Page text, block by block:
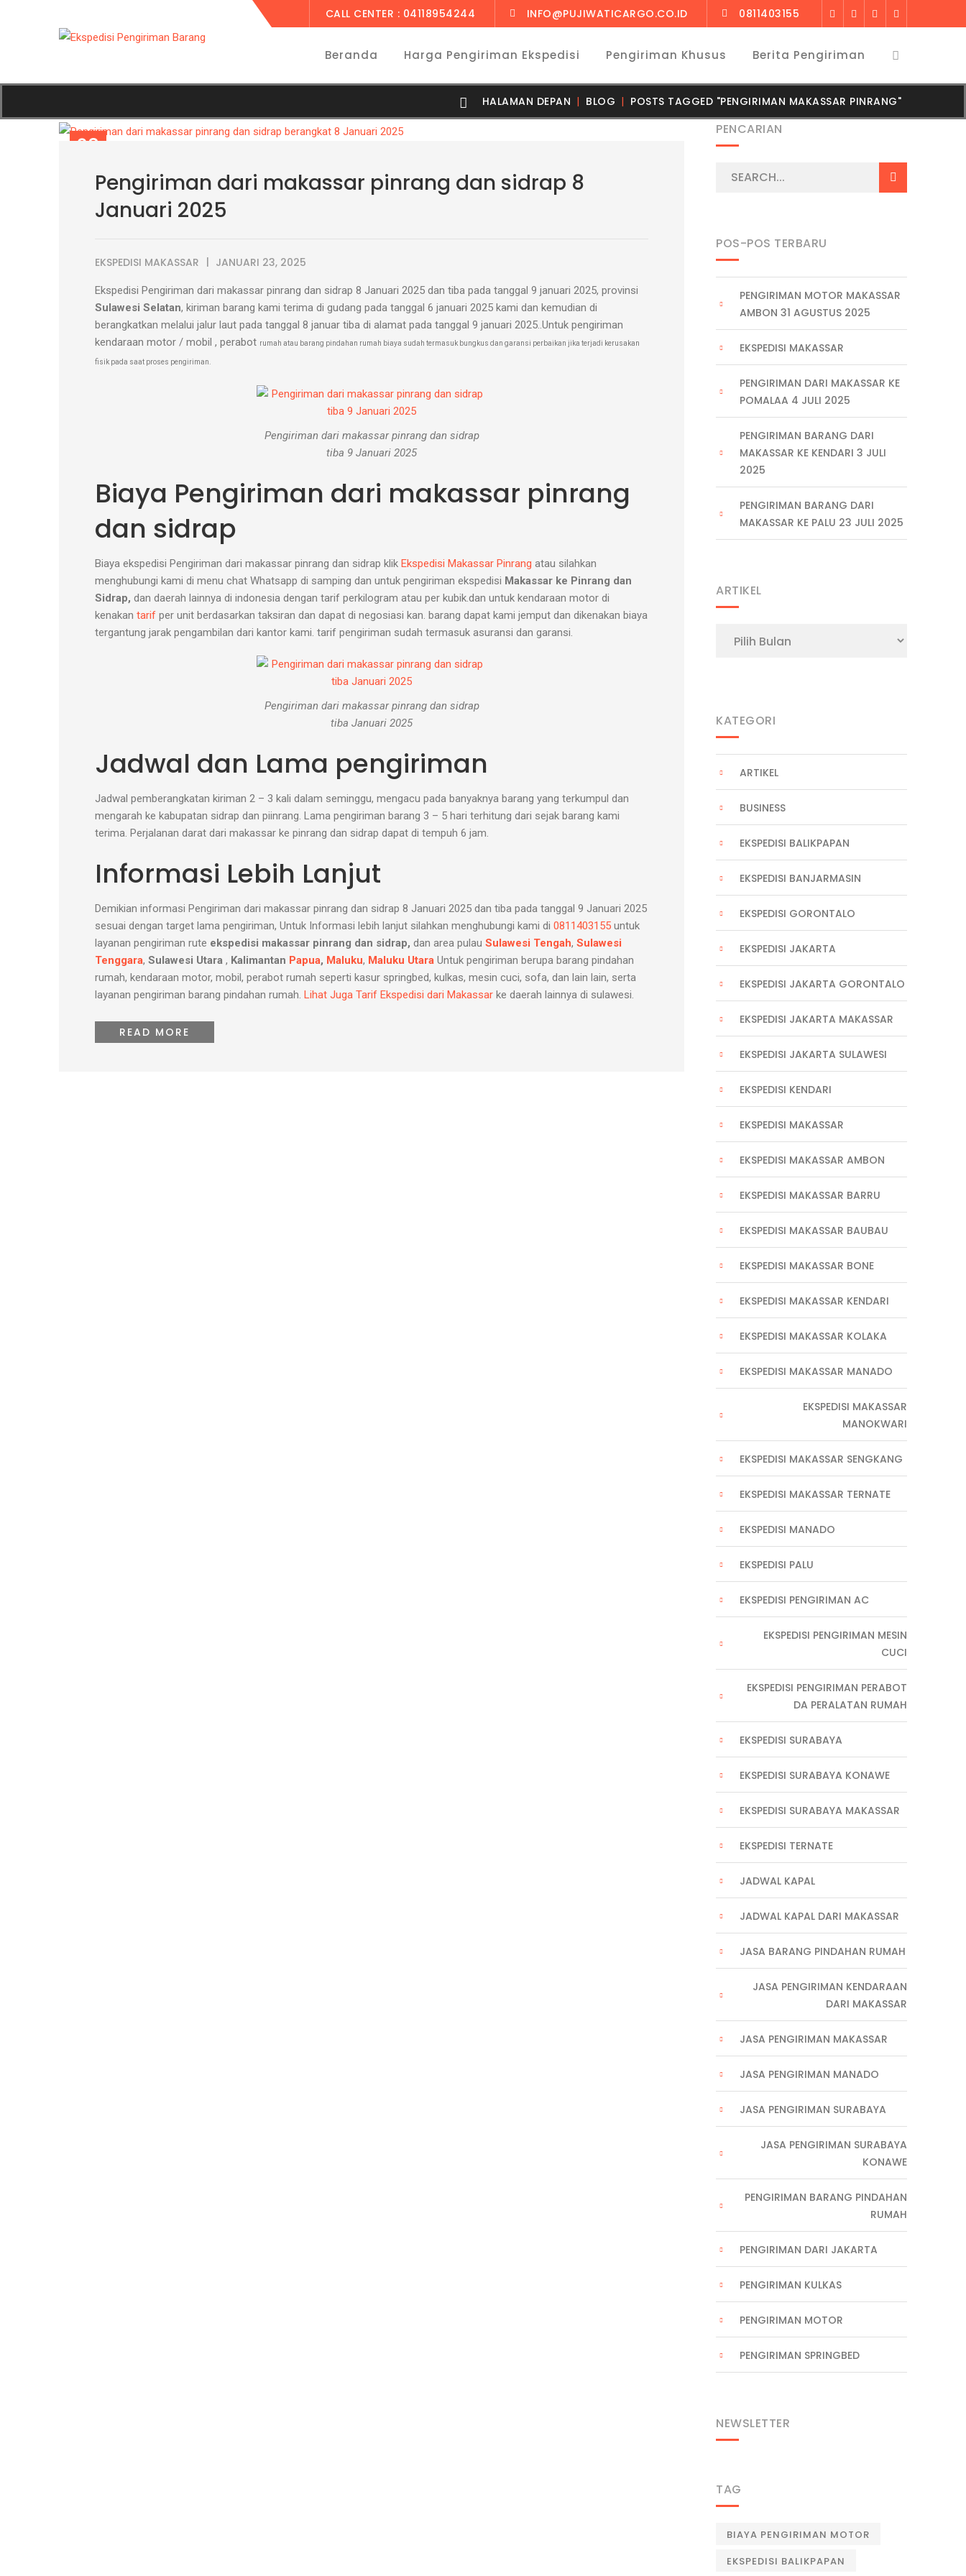
CALL CENTER : 04118954244 INFO@PUJIWATICARGO.CO.ID 0811403155
Beranda Harga Pengiriman Ekspedisi Pengiriman Khusus Berita Pengiriman
HALAMAN DEPAN BLOG POSTS TAGGED "PENGIRIMAN MAKASSAR PINRANG"
23
Pengiriman dari makassar pinrang dan sidrap 8
Januari 2025
EKSPEDISI MAKASSAR JANUARI 23, 2025
Ekspedisi Pengiriman dari makassar pinrang dan sidrap 8 Januari 2025 dan tiba pada tanggal 9 januari 2025, provinsi
Sulawesi Selatan, kiriman barang kami terima di gudang pada tanggal 6 januari 2025 kami dan kemudian di
berangkatkan melalui jalur laut pada tanggal 8 januar tiba di alamat pada tanggal 9 januari 2025..Untuk pengiriman
kendaraan motor / mobil , perabot rumah atau barang pindahan rumah biaya sudah termasuk bungkus dan garansi perbaikan jika terjadi kerusakan
fisik pada saat proses pengiriman.
Pengiriman dari makassar pinrang dan sidrap
tiba 9 Januari 2025
Biaya Pengiriman dari makassar pinrang
dan sidrap
Biaya ekspedisi Pengiriman dari makassar pinrang dan sidrap klik Ekspedisi Makassar Pinrang atau silahkan
menghubungi kami di menu chat Whatsapp di samping dan untuk pengiriman ekspedisi Makassar ke Pinrang dan
Sidrap, dan daerah lainnya di indonesia dengan tarif perkilogram atau per kubik.dan untuk kendaraan motor di
kenakan tarif per unit berdasarkan taksiran dan dapat di negosiasi kan. barang dapat kami jemput dan dikenakan biaya
tergantung jarak pengambilan dari kantor kami. tarif pengiriman sudah termasuk asuransi dan garansi.
Pengiriman dari makassar pinrang dan sidrap
tiba Januari 2025
Jadwal dan Lama pengiriman
Jadwal pemberangkatan kiriman 2 – 3 kali dalam seminggu, mengacu pada banyaknya barang yang terkumpul dan
mengarah ke kabupatan sidrap dan piinrang. Lama pengiriman barang 3 – 5 hari terhitung dari sejak barang kami
terima. Perjalanan darat dari makassar ke pinrang dan sidrap dapat di tempuh 6 jam.
Informasi Lebih Lanjut
Demikian informasi Pengiriman dari makassar pinrang dan sidrap 8 Januari 2025 dan tiba pada tanggal 9 Januari 2025
sesuai dengan target lama pengiriman, Untuk Informasi lebih lanjut silahkan menghubungi kami di 0811403155 untuk
layanan pengiriman rute ekspedisi makassar pinrang dan sidrap, dan area pulau Sulawesi Tengah, Sulawesi
Tenggara, Sulawesi Utara , Kalimantan Papua, Maluku, Maluku Utara Untuk pengiriman berupa barang pindahan
rumah, kendaraan motor, mobil, perabot rumah seperti kasur springbed, kulkas, mesin cuci, sofa, dan lain lain, serta
layanan pengiriman barang pindahan rumah. Lihat Juga Tarif Ekspedisi dari Makassar ke daerah lainnya di sulawesi.
READ MORE
PENCARIAN
POS-POS TERBARU
PENGIRIMAN MOTOR MAKASSAR
AMBON 31 AGUSTUS 2025
EKSPEDISI MAKASSAR
PENGIRIMAN DARI MAKASSAR KE
POMALAA 4 JULI 2025
PENGIRIMAN BARANG DARI
MAKASSAR KE KENDARI 3 JULI
2025
PENGIRIMAN BARANG DARI
MAKASSAR KE PALU 23 JULI 2025
ARTIKEL
KATEGORI
ARTIKEL
BUSINESS
EKSPEDISI BALIKPAPAN
EKSPEDISI BANJARMASIN
EKSPEDISI GORONTALO
EKSPEDISI JAKARTA
EKSPEDISI JAKARTA GORONTALO
EKSPEDISI JAKARTA MAKASSAR
EKSPEDISI JAKARTA SULAWESI
EKSPEDISI KENDARI
EKSPEDISI MAKASSAR
EKSPEDISI MAKASSAR AMBON
EKSPEDISI MAKASSAR BARRU
EKSPEDISI MAKASSAR BAUBAU
EKSPEDISI MAKASSAR BONE
EKSPEDISI MAKASSAR KENDARI
EKSPEDISI MAKASSAR KOLAKA
EKSPEDISI MAKASSAR MANADO
EKSPEDISI MAKASSAR
MANOKWARI
EKSPEDISI MAKASSAR SENGKANG
EKSPEDISI MAKASSAR TERNATE
EKSPEDISI MANADO
EKSPEDISI PALU
EKSPEDISI PENGIRIMAN AC
EKSPEDISI PENGIRIMAN MESIN
CUCI
EKSPEDISI PENGIRIMAN PERABOT
DA PERALATAN RUMAH
EKSPEDISI SURABAYA
EKSPEDISI SURABAYA KONAWE
EKSPEDISI SURABAYA MAKASSAR
EKSPEDISI TERNATE
JADWAL KAPAL
JADWAL KAPAL DARI MAKASSAR
JASA BARANG PINDAHAN RUMAH
JASA PENGIRIMAN KENDARAAN
DARI MAKASSAR
JASA PENGIRIMAN MAKASSAR
JASA PENGIRIMAN MANADO
JASA PENGIRIMAN SURABAYA
JASA PENGIRIMAN SURABAYA
KONAWE
PENGIRIMAN BARANG PINDAHAN
RUMAH
PENGIRIMAN DARI JAKARTA
PENGIRIMAN KULKAS
PENGIRIMAN MOTOR
PENGIRIMAN SPRINGBED
NEWSLETTER
TAG
BIAYA PENGIRIMAN MOTOR
EKSPEDISI BALIKPAPAN